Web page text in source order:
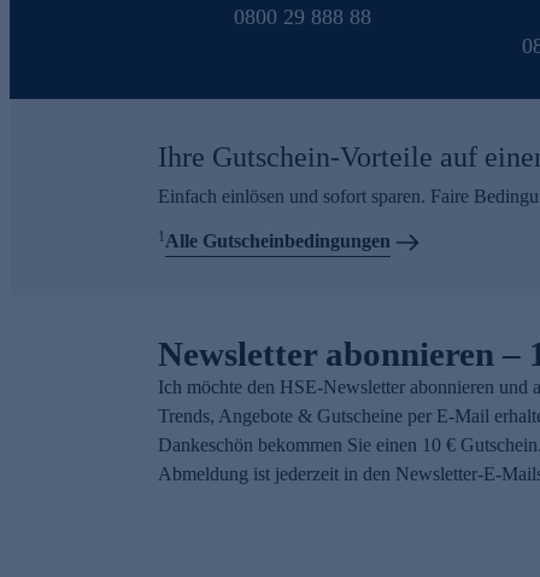
0800 29 888 88
Ihre Gutschein-Vorteile auf
Einfach einlösen und sofort sparen. Faire
1Alle Gutscheinbedingungen
Newsletter abonnieren –
Ich möchte den HSE-Newsletter abonnieren und
Trends, Angebote & Gutscheine per E-Mail
Dankeschön bekommen Sie einen 10 €
Abmeldung ist jederzeit in den Newsletter-E-